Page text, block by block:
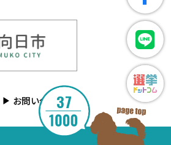
お問い合わせ
37